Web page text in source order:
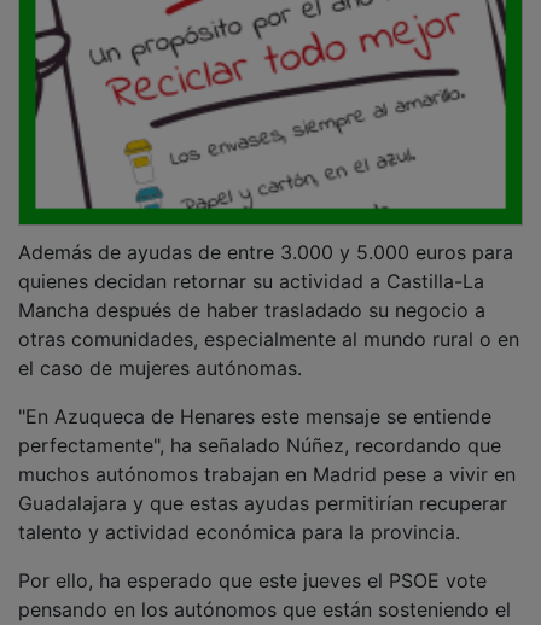
quienes decidan retornar su actividad a Castilla-La
Mancha después de haber trasladado su negocio a
otras comunidades, especialmente al mundo rural o en
el caso de mujeres autónomas.
perfectamente", ha señalado Núñez, recordando que
muchos autónomos trabajan en Madrid pese a vivir en
Guadalajara y que estas ayudas permitirían recuperar
talento y actividad económica para la provincia.
pensando en los autónomos que están sosteniendo el